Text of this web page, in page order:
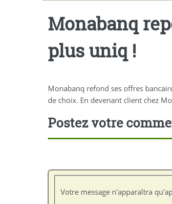
Monabanq
plus uniq !
Monabanq refond ses offres
de choix. En devenant client chez
Postez votre
Votre message n'apparaîtra